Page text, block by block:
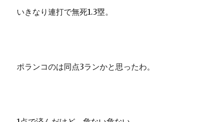
いきなり連打で無死1.3塁。
ポランコのは同点3ランかと思ったわ。